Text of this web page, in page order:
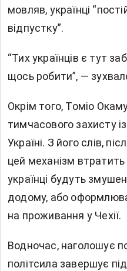
мовляв, українці
відпустку”.
“Тих українців є тут
щось робити”, —
Окрім того, Томіо
тимчасового захисту
Україні. З його слів,
цей механізм
українці будуть
додому, або
на проживання у Чехії.
Водночас, наголошує
політсила завершує